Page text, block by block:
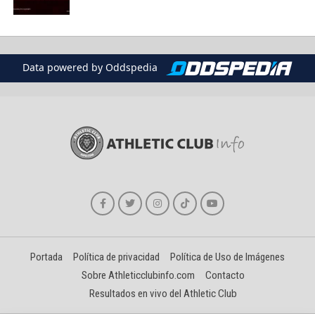
Data powered by Oddspedia
Portada Política de privacidad
Política de Uso de Imágenes
Sobre Athleticclubinfo.com
Contacto
Resultados en vivo del Athletic Club